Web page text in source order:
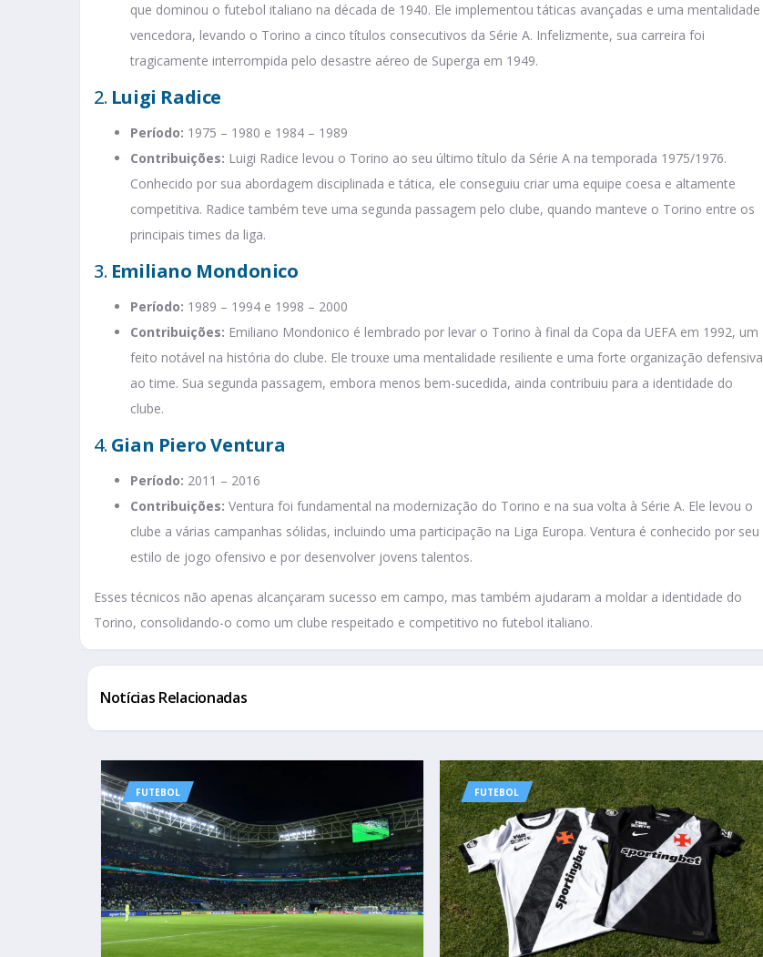
que dominou o futebol italiano na década de 1940. Ele implementou táticas avançadas e uma mentalidade
vencedora, levando o Torino a cinco títulos consecutivos da Série A. Infelizmente, sua carreira foi
tragicamente interrompida pelo desastre aéreo de Superga em 1949.
2. Luigi Radice
Período: 1975 – 1980 e 1984 – 1989
Contribuições: Luigi Radice levou o Torino ao seu último título da Série A na temporada 1975/1976.
Conhecido por sua abordagem disciplinada e tática, ele conseguiu criar uma equipe coesa e altamente
competitiva. Radice também teve uma segunda passagem pelo clube, quando manteve o Torino entre os
principais times da liga.
3. Emiliano Mondonico
Período: 1989 – 1994 e 1998 – 2000
Contribuições: Emiliano Mondonico é lembrado por levar o Torino à final da Copa da UEFA em 1992, um
feito notável na história do clube. Ele trouxe uma mentalidade resiliente e uma forte organização defensiva
ao time. Sua segunda passagem, embora menos bem-sucedida, ainda contribuiu para a identidade do
clube.
4. Gian Piero Ventura
Período: 2011 – 2016
Contribuições: Ventura foi fundamental na modernização do Torino e na sua volta à Série A. Ele levou o
clube a várias campanhas sólidas, incluindo uma participação na Liga Europa. Ventura é conhecido por seu
estilo de jogo ofensivo e por desenvolver jovens talentos.
Esses técnicos não apenas alcançaram sucesso em campo, mas também ajudaram a moldar a identidade do
Torino, consolidando-o como um clube respeitado e competitivo no futebol italiano.
Notícias Relacionadas
FUTEBOL FUTEBOL